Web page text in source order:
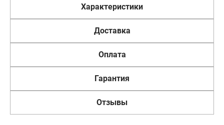
Характеристики
Доставка
Оплата
Гарантия
Отзывы